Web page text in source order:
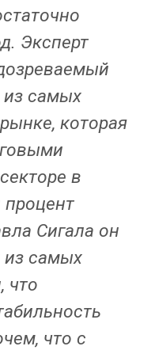
Эксперт
из самых
которая
в
Сигала он
самых
что
что с